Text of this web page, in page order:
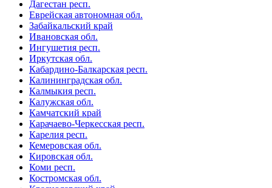
Дагестан респ.
Еврейская автономная обл.
Забайкальский край
Ивановская обл.
Ингушетия респ.
Иркутская обл.
Кабардино-Балкарская респ.
Калининградская обл.
Калмыкия респ.
Калужская обл.
Камчатский край
Карачаево-Черкесская респ.
Карелия респ.
Кемеровская обл.
Кировская обл.
Коми респ.
Костромская обл.